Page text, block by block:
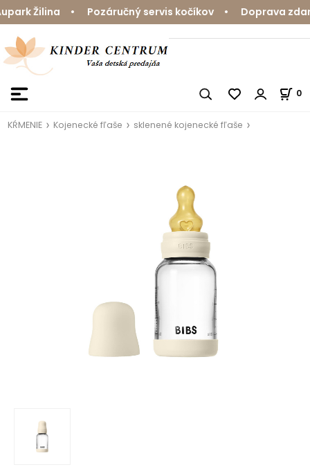
Žilina • Pozáručný servis kočíkov • Doprava
0
KŔMENIE Kojenecké fľaše sklenené kojenecké fľaše